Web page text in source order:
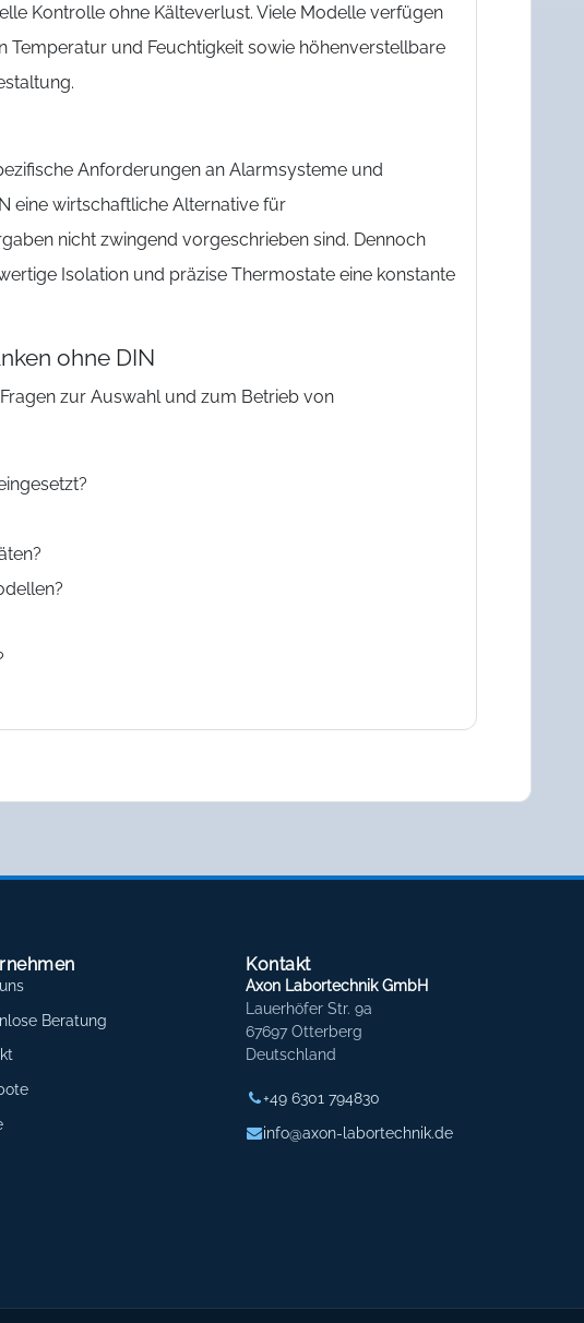
Kontrolle ohne Kälteverlust. Viele Modelle verfügen
und Feuchtigkeit sowie höhenverstellbare
Anforderungen an Alarmsysteme und
eine wirtschaftliche Alternative für
nicht zwingend vorgeschrieben sind. Dennoch
Isolation und präzise Thermostate eine konstante
ohne DIN
zur Auswahl und zum Betrieb von
Beratung
Kontakt
Axon Labortechnik GmbH
Lauerhöfer Str. 9a
67697 Otterberg
Deutschland
+49 6301 794830
info@axon-labortechnik.de